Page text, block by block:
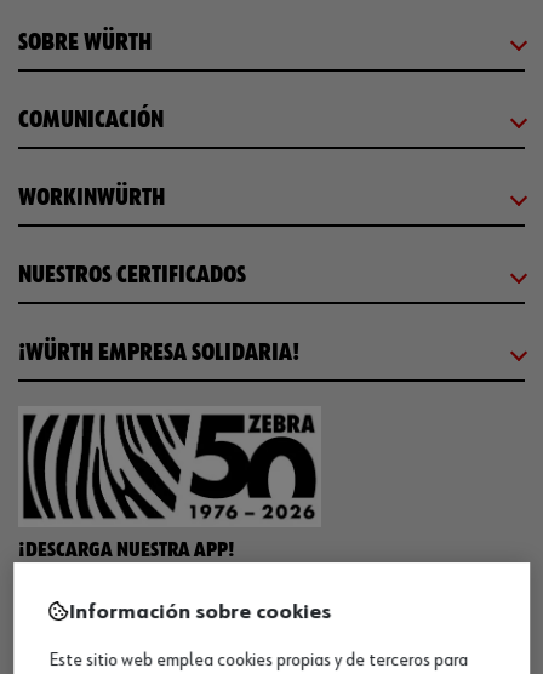
SOBRE WÜRTH
COMUNICACIÓN
WORKINWÜRTH
NUESTROS CERTIFICADOS
¡WÜRTH EMPRESA SOLIDARIA!
¡DESCARGA NUESTRA APP!
MÉTODOS DE PAGO
Información sobre cookies
Este sitio web emplea cookies propias y de terceros para